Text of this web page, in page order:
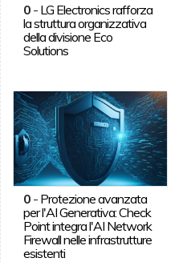
0- LG Electronics rafforza
la struttura organizzativa
della divisione Eco
Solutions
0- Protezione avanzata
per l'AI Generativa: Check
Point integra l'AI Network
Firewall nelle infrastrutture
esistenti